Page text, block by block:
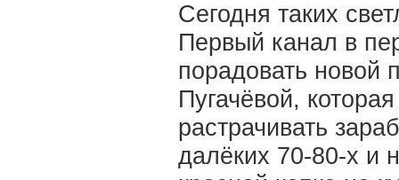
Сегодня таких
Первый канал в
порадовать новой
Пугачёвой,
растрачивать
далёких 70-80-х и